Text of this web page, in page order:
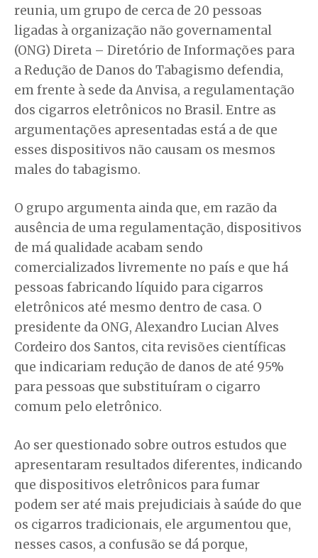
reunia, um grupo de cerca de 20 pessoas
ligadas à organização não governamental
(ONG) Direta – Diretório de Informações para
a Redução de Danos do Tabagismo defendia,
em frente à sede da Anvisa, a regulamentação
dos cigarros eletrônicos no Brasil. Entre as
argumentações apresentadas está a de que
esses dispositivos não causam os mesmos
males do tabagismo.
O grupo argumenta ainda que, em razão da
ausência de uma regulamentação, dispositivos
de má qualidade acabam sendo
comercializados livremente no país e que há
pessoas fabricando líquido para cigarros
eletrônicos até mesmo dentro de casa. O
presidente da ONG, Alexandro Lucian Alves
Cordeiro dos Santos, cita revisões científicas
que indicariam redução de danos de até 95%
para pessoas que substituíram o cigarro
comum pelo eletrônico.
Ao ser questionado sobre outros estudos que
apresentaram resultados diferentes, indicando
que dispositivos eletrônicos para fumar
podem ser até mais prejudiciais à saúde do que
os cigarros tradicionais, ele argumentou que,
nesses casos, a confusão se dá porque,